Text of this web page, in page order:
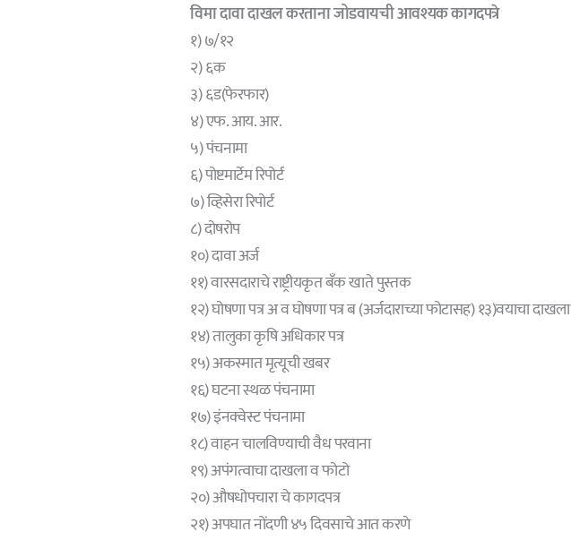
विमा दावा दाखल करताना जोडवायची आवश्यक कागदपत्रे
१) ७/१२
२) ६क
३) ६ड(फेरफार)
४) एफ. आय. आर.
५) पंचनामा
६) पोष्टमार्टेम रिपोर्ट
७) व्हिसेरा रिपोर्ट
८) दोषरोप
१०) दावा अर्ज
११) वारसदाराचे राष्ट्रीयकृत बँक खाते पुस्तक
१२) घोषणा पत्र अ व घोषणा पत्र ब (अर्जदाराच्या फोटासह) १३)वयाचा दाखला
१४) तालुका कृषि अधिकार पत्र
१५) अकस्मात मृत्यूची खबर
१६) घटना स्थळ पंचनामा
१७) इंनक्वेस्ट पंचनामा
१८) वाहन चालविण्याची वैध परवाना
१९) अपंगत्वाचा दाखला व फोटो
२०) औषधोपचारा चे कागदपत्र
२१) अपघात नोंदणी ४५ दिवसाचे आत करणे